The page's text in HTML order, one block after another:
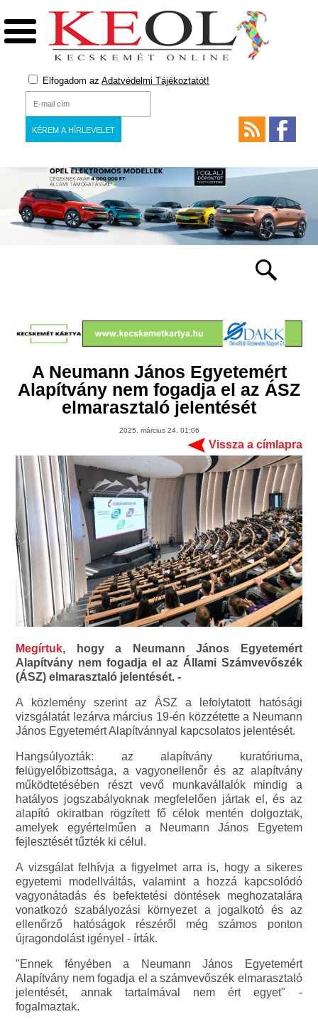
Elfogadom az Adatvédelmi Tájékoztatót!
A Neumann János Egyetemért
Alapítvány nem fogadja el az ÁSZ
elmarasztaló jelentését
2025. március 24. 01:06
Vissza a címlapra
Megírtuk, hogy a Neumann János Egyetemért
Alapítvány nem fogadja el az Állami Számvevőszék
(ÁSZ) elmarasztaló jelentését. -
A közlemény szerint az ÁSZ a lefolytatott hatósági
vizsgálatát lezárva március 19-én közzétette a Neumann
János Egyetemért Alapítvánnyal kapcsolatos jelentését.
Hangsúlyozták: az alapítvány kuratóriuma,
felügyelőbizottsága, a vagyonellenőr és az alapítvány
működtetésében részt vevő munkavállalók mindig a
hatályos jogszabályoknak megfelelően jártak el, és az
alapító okiratban rögzített fő célok mentén dolgoztak,
amelyek egyértelműen a Neumann János Egyetem
fejlesztését tűzték ki célul.
A vizsgálat felhívja a figyelmet arra is, hogy a sikeres
egyetemi modellváltás, valamint a hozzá kapcsolódó
vagyonátadás és befektetési döntések meghozatalára
vonatkozó szabályozási környezet a jogalkotó és az
ellenőrző hatóságok részéről még számos ponton
újragondolást igényel - írták.
"Ennek fényében a Neumann János Egyetemért
Alapítvány nem fogadja el a számvevőszék elmarasztaló
jelentését, annak tartalmával nem ért egyet" -
fogalmaztak.